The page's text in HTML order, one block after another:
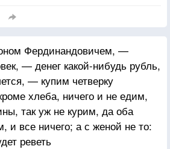
Фердинандовичем, —
— денег какой-нибудь рубль,
— купим четверку
хлеба, ничего и не едим,
так уж не курим, да оба
и все ничего; а с женой не то:
реветь